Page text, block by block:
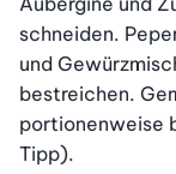
schneiden.
und
bestreichen.
portionenweise
Tipp).